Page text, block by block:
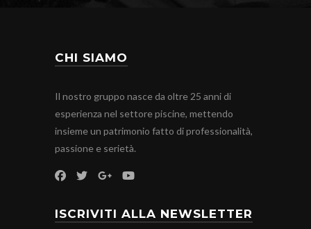
CHI SIAMO
Il nostro gruppo nasce da oltre 25 anni di
esperienza nel settore piscine, mettendo
insieme un patrimonio fatto di professionalità,
passione e serietà.
ISCRIVITI ALLA NEWSLETTER